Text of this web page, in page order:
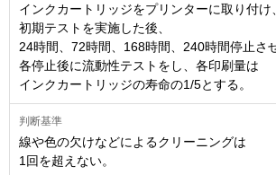
インクカートリッジをプリンターに取り付け、
初期テストを実施した後、
24時間、72時間、168時間、240時間停止さ
各停止後に流動性テストをし、各印刷量は
インクカートリッジの寿命の1/5とする。
線や色の欠けなどによるクリーニングは
1回を超えない。